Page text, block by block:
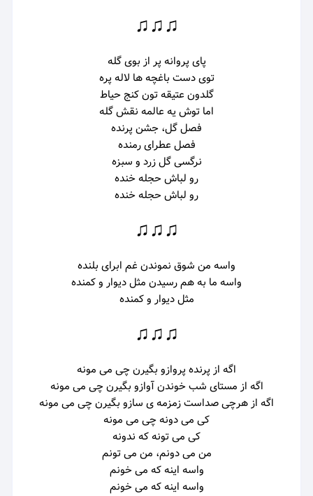
♫♫♫
پای پروانه پر از بوی گله
توی دست باغچه ها لاله پره
گلدون عتیقه تون کنج حیاط
اما توش یه عالمه نقش گله
فصل گل، جشن پرنده
فصل عطرای رمنده
نرگسی گل زرد و سبزه
رو لباش حجله خنده
رو لباش حجله خنده
♫♫♫
واسه من شوق نموندن غم ابرای بلنده
واسه ما به هم رسیدن مثل دیوار و کمنده
مثل دیوار و کمنده
♫♫♫
اگه از پرنده پروازو بگیرن چی می مونه
اگه از مستای شب خوندن آوازو بگیرن چی می مونه
اگه از هرچی صداست زمزمه ی سازو بگیرن چی می مونه
کی می دونه چی می مونه
کی می تونه که ندونه
من می دونم، من می تونم
واسه اینه که می خونم
واسه اینه که می خونم